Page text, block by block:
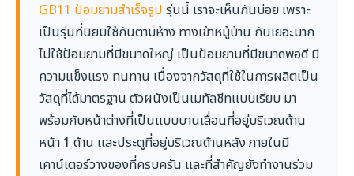
GB11 ป้อมยามสำเร็จรูป รุ่นนี้ เราจะเห็นกันบ่อย เพราะ
เป็นรุ่นที่นิยมใช้กันตามห้าง ทางเข้าหมู้บ้าน กันเยอะมาก
ไม่ใช้ป้อมยามที่มีขนาดใหญ่ เป็นป้อมยามที่มีขนาดพอดี มี
ความแข็งแรง ทนทาน เนื่องจากวัสดุที่ใช้ในการผลิตเป็น
วัสดุที่ได้มาตรฐาน ตัวผนังเป็นเมทัลชีทแบบเรียบ มา
พร้อมกับหน้าต่างที่เป็นแบบบานเลื่อนที่อยู่บริเวณด้าน
หน้า 1 ด้าน และประตูที่อยู่บริเวณด้านหลัง ภายในมี
เคาน์เตอร์วางของที่ครบครัน และที่สำคัญยังทำงานร่วม